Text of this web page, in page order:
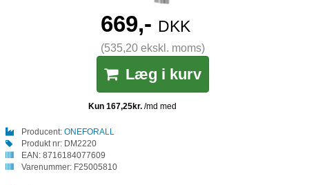
669,- DKK
(535,20 ekskl. moms)
Læg i kurv
Producent: ONEFORALL
Produkt nr: DM2220
EAN: 8716184077609
Varenummer: F25005810